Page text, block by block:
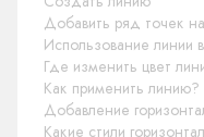
Добавить ряд точек
Использование линии
Где изменить цвет
Как применить линию?
Добавление
Какие стили